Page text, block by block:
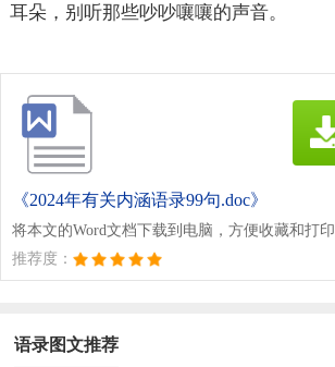
耳朵，别听那些吵吵嚷嚷的声音。
《2024年有关内涵语录99句.doc》
将本文的Word文档下载到电脑，方便收藏和打印
推荐度：
语录图文推荐